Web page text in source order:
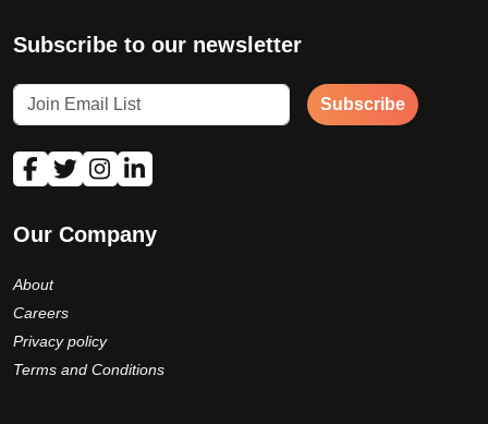
Subscribe to our newsletter
Subscribe
Our Company
About
Careers
Privacy policy
Terms and Conditions